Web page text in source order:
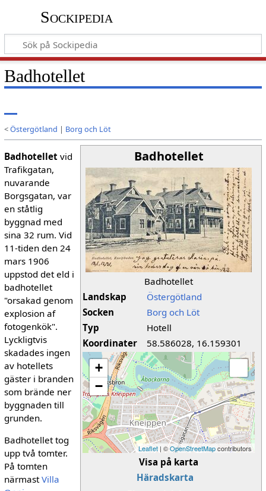
Sockipedia
Badhotellet
<Östergötland | Borg och Löt
Badhotellet
Badhotellet
Landskap
Östergötland
Socken
Borg och Löt
Typ
Hotell
Koordinater
58.586028, 16.159301
+
−
Leaflet | ©OpenStreetMapcontributors
Visa på karta
Häradskarta
Badhotelletvid
Trafikgatan,
nuvarande
Borgsgatan, var
en ståtlig
byggnad med
sina 32 rum. Vid
11-tiden den 24
mars 1906
uppstod det eld i
badhotellet
"orsakad genom
explosion af
fotogenkök".
Lyckligtvis
skadades ingen
av hotellets
gäster i branden
som brände ner
byggnaden till
grunden.
Badhotellet tog
upp två tomter.
På tomten
närmastVilla